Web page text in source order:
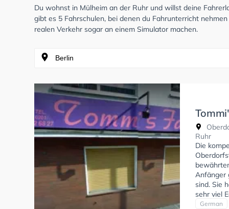
Du wohnst in Mülheim an der Ruhr und willst deine
gibt es 5 Fahrschulen, bei denen du Fahrunterricht
realen Verkehr sogar an einem Simulator machen.
Ruhr
Die
Anfänger
sind. Sie
sehr viel
beim
German